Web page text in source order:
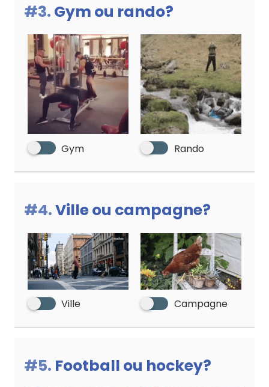
#3. Gym ou rando?
Gym Rando
#4.Ville ou campagne?
Ville Campagne
#5. Football ou hockey?